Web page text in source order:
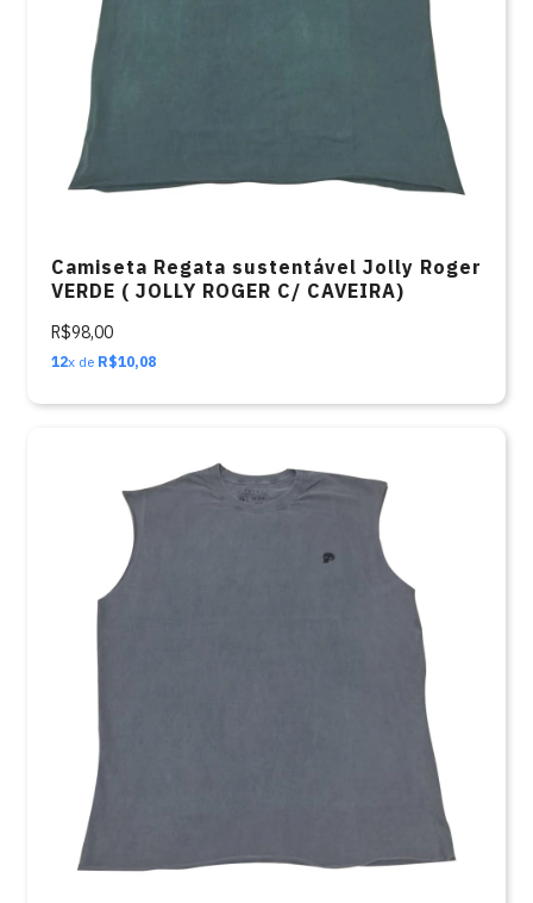
Camiseta Regata sustentável Jolly Roger
VERDE ( JOLLY ROGER C/ CAVEIRA)
R$98,00
12x de R$10,08